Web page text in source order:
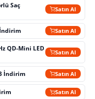
Saç
Satın Al
Satın Al
QD-Mini LED
Satın Al
İndirim Satın Al
Satın Al